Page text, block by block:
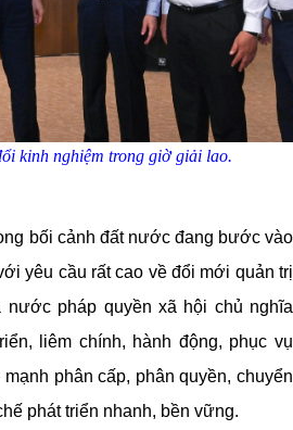
kinh nghiệm trong giờ giải lao.
bối cảnh đất nước đang bước vào
yêu cầu rất cao về đổi mới quản trị
nước pháp quyền xã hội chủ nghĩa
liêm chính, hành động, phục vụ
phân cấp, phân quyền, chuyển
phát triển nhanh, bền vững.